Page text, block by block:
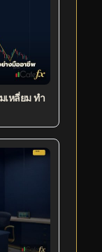
หลี่ยม ทำ